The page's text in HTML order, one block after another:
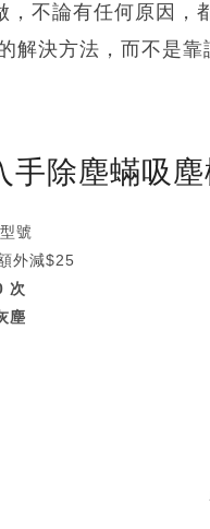
，不論有任何原因
解決方法，而不是靠
手除塵蟎吸塵
號
外減$25
次
塵